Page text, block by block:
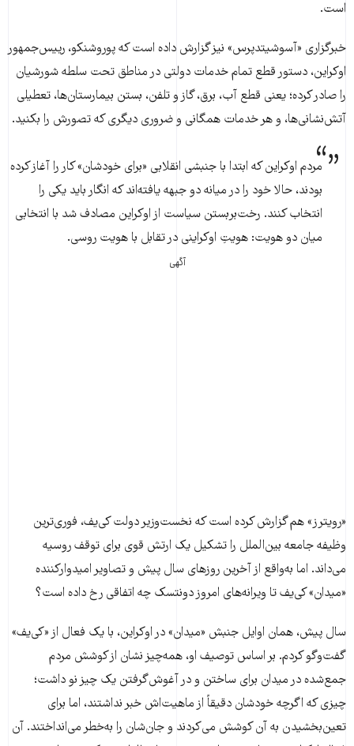
است.
خبرگزاری «آسوشیتدپرس» نیز گزارش داده است که پوروشنکو، رییس‌جمهور
اوکراین، دستور قطع تمام خدمات دولتی در مناطق تحت سلطه شورشیان
را صادر کرده؛ یعنی قطع آب، برق، گاز و تلفن، بستن بیمارستان‌ها، تعطیلی
آتش‌نشانی‌ها، و هر خدمات همگانی و ضروری دیگری که تصورش را بکنید.
مردم اوکراین که ابتدا با جنبشی انقلابی «برای خودشان» کار را آغاز کرده
بودند، حالا خود را در میانه‌ دو جبهه یافته‌اند که انگار باید یکی را
انتخاب کنند. رخت‌بر‌بستن سیاست از اوکراین مصادف شد با انتخابی
میان دو هویت: هویتِ اوکراینی در تقابل با هویت روسی.
آگهی
«رویترز» هم گزارش کرده است که نخست‌وزیر دولت کی‌یف، فوری‌ترین
وظیفه جامعه بین‌الملل را تشکیل یک ارتش قوی برای توقف روسیه
می‌داند. اما به‌واقع از آخرین روز‌های سال پیش و تصاویر امیدوارکننده
«میدان» کی‌یف تا ویرانه‌های امروز دونتسک چه اتفاقی رخ داده است؟
سال پیش، همان اوایل جنبش «میدان» در اوکراین، با یک فعال از «کی‌یف»
گفت‌و‌گو کردم. بر اساس توصیف او، همه‌چیز نشان از کوشش مردم
جمع‌شده در میدان برای ساختن و در آغوش‌گرفتن یک چیز نو داشت؛
چیزی که اگرچه خودشان دقیقاً از ماهیت‌اش خبر نداشتند، اما برای
تعین‌بخشیدن به آن کوشش می‌کردند و جان‌شان را به‌خطر می‌انداختند. آن